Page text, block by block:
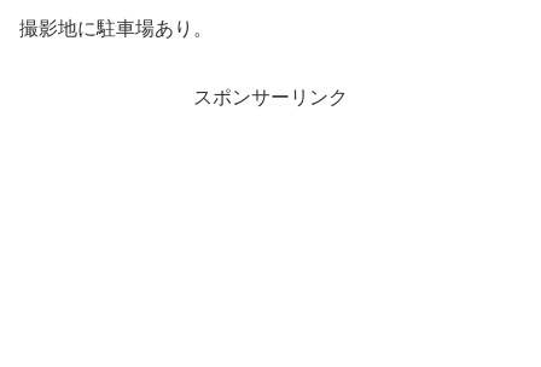
撮影地に駐車場あり。
スポンサーリンク